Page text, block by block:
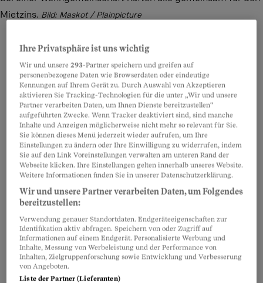
Mietzins. Bild: Maskot / Plainpicture
Teilen Anhören Merken Kommentare
Artikel teilen
Wer gemeinsam einen Mietvertrag
unterschreibt, kommt fast nicht voneinander los
– egal, ob man als Paar oder als
Wohngemeinschaftzusammenlebt. Deshalb
sucht man sich seinen Partner auch beim
Wohnen besser mit Bedacht aus.
Denn gemeinsame Mieter haften zum Beispiel
solidarisch für den Mietzins. Das heisst: Der
Vermieter kann die ganze Miete von jedem
Einzelnen einfordern. Und wenn der eine
Ihre Privatsphäre ist uns wichtig
Wir und unsere293-Partner speichern und greifen auf
personenbezogene Daten wie Browserdaten oder eindeutige
Kennungen auf Ihrem Gerät zu. Durch Auswahl von Akzeptieren
aktivieren Sie Tracking-Technologien für die unter „Wir und unsere
Partner verarbeiten Daten, um Ihnen Dienste bereitzustellen“
aufgeführten Zwecke. Wenn Tracker deaktiviert sind, sind manche
Inhalte und Anzeigen möglicherweise nicht mehr so relevant für Sie.
Sie können dieses Menü jederzeit wieder aufrufen, um Ihre
Einstellungen zu ändern oder Ihre Einwilligung zu widerrufen, indem
Sie auf den Link Voreinstellungen verwalten am unteren Rand der
Webseite klicken. Ihre Einstellungen gelten innerhalb unseres Website.
Weitere Informationen finden Sie in unserer Datenschutzerklärung.
Wir und unsere Partner verarbeiten Daten, um Folgendes
bereitzustellen:
Verwendung genauer Standortdaten. Endgeräteeigenschaften zur
Identifikation aktiv abfragen. Speichern von oder Zugriff auf
Informationen auf einem Endgerät. Personalisierte Werbung und
Inhalte, Messung von Werbeleistung und der Performance von
Inhalten, Zielgruppenforschung sowie Entwicklung und Verbesserung
von Angeboten.
Liste der Partner (Lieferanten)